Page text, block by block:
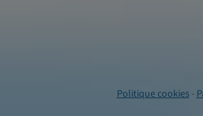
Politique cookies-